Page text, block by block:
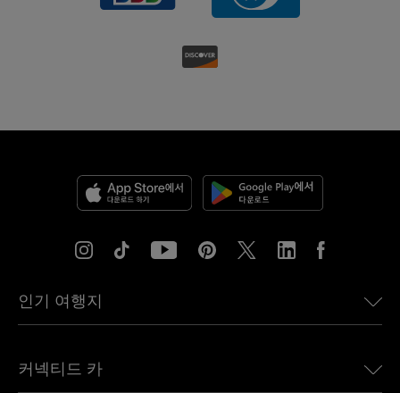
인기 여행지
유럽용 eSIM
커넥티드 카